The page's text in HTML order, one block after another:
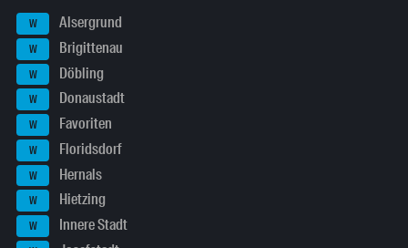
W Alsergrund
W Brigittenau
W Döbling
W Donaustadt
W Favoriten
W Floridsdorf
W Hernals
W Hietzing
W Innere Stadt